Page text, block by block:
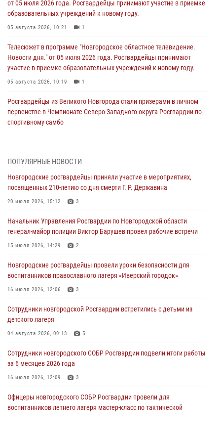
от 05 июля 2026 года. Росгвардейцы принимают участие в приемке
образовательных учреждений к новому году.
05 августа 2026, 10:21 1
Телесюжет в программе "Новгородское областное телевидение.
Новости дня." от 05 июля 2026 года. Росгвардейцы принимают
участие в приемке образовательных учреждений к новому году.
05 августа 2026, 10:19 1
Росгвардейцы из Великого Новгорода стали призерами в личном
первенстве в Чемпионате Северо-Западного округа Росгвардии по
спортивному самбо
детского лагеря
04 августа 2026, 09:13 5
Новгородские росгвардейцы за неделю осуществили 203 выезда на
04 августа 2026, 09:12 1
Радиоэфир программы "Новости дня" на радио "Радио53" от 30
центре подготовки личного состава Росгвардии.
30 июля 2026, 16:00 1
разрешительной работы Росгвардии провели телефонную «горячую
линию»
30 июля 2026, 14:36 1
Новгородские росгвардейцы рассказали о службе детям из летнего
лагеря «Волынь»
30 июля 2026, 08:40 5
ПОПУЛЯРНЫЕ НОВОСТИ
Новгородские росгвардейцы приняли участие в мероприятиях,
посвященных 210-летию со дня смерти Г. Р. Державина
20 июля 2026, 15:12 3
Начальник Управления Росгвардии по Новгородской области
генерал-майор полиции Виктор Барушев провел рабочие встречи
15 июля 2026, 14:29 2
Новгородские росгвардейцы провели уроки безопасности для
воспитанников православного лагеря «Иверский городок»
16 июля 2026, 12:06 3
Сотрудники новгородской Росгвардии встретились с детьми из
детского лагеря
04 августа 2026, 09:13 5
Сотрудники новгородского СОБР Росгвардии подвели итоги работы
за 6 месяцев 2026 года
16 июля 2026, 12:09 3
Офицеры новгородского СОБР Росгвардии провели для
воспитанников летнего лагеря мастер-класс по тактической